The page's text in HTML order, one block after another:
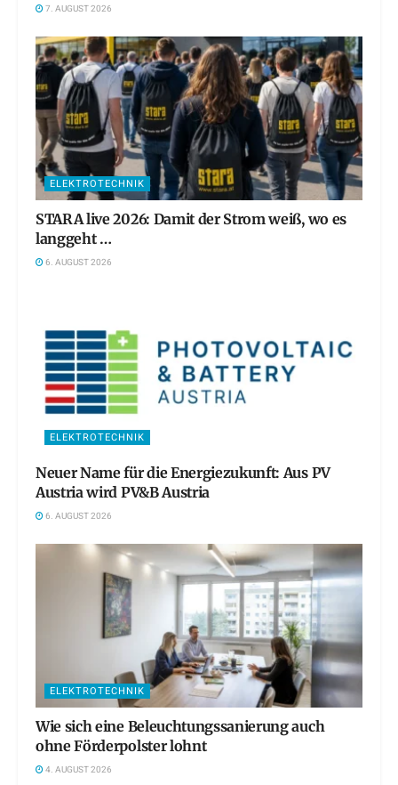
7. AUGUST 2026
ELEKTROTECHNIK
STARA live 2026: Damit der Strom weiß, wo es
langgeht …
6. AUGUST 2026
ELEKTROTECHNIK
Neuer Name für die Energiezukunft: Aus PV
Austria wird PV&B Austria
6. AUGUST 2026
ELEKTROTECHNIK
Wie sich eine Beleuchtungssanierung auch
ohne Förderpolster lohnt
4. AUGUST 2026